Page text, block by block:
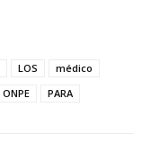
LOS
médico
ONPE PARA